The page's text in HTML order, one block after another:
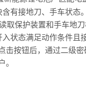
接地刀、手车状态
保护装置和手车地
状态满足动作条件
按钮后，通过二级
。